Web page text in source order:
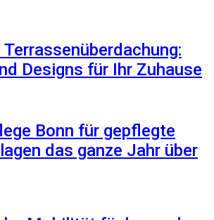
Designs für Ihr Zuhause
Bonn für gepflegte
das ganze Jahr über